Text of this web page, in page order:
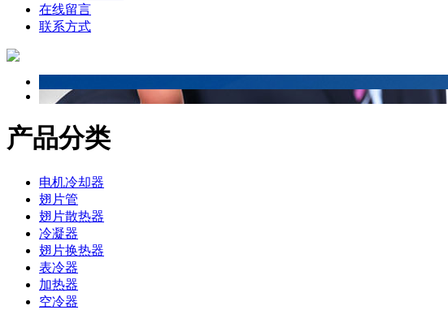
在线留言
联系方式
产品分类
电机冷却器
翅片管
翅片散热器
冷凝器
翅片换热器
表冷器
加热器
空冷器